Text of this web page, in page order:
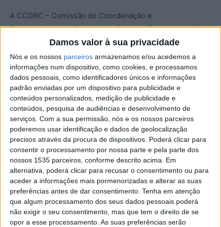
Damos valor à sua privacidade
Nós e os nossos parceiros armazenamos e/ou acedemos a
informações num dispositivo, como cookies, e processamos
dados pessoais, como identificadores únicos e informações
padrão enviadas por um dispositivo para publicidade e
conteúdos personalizados, medição de publicidade e
conteúdos, pesquisa de audiências e desenvolvimento de
serviços. Com a sua permissão, nós e os nossos parceiros
poderemos usar identificação e dados de geolocalização
precisos através da procura de dispositivos. Poderá clicar para
consentir o processamento por nossa parte e pela parte dos
nossos 1535 parceiros, conforme descrito acima. Em
alternativa, poderá clicar para recusar o consentimento ou para
aceder a informações mais pormenorizadas e alterar as suas
preferências antes de dar consentimento. Tenha em atenção
que algum processamento dos seus dados pessoais poderá
não exigir o seu consentimento, mas que tem o direito de se
opor a esse processamento. As suas preferências serão
A CCDRC – Comissão de Coordenação e
Desenvolvimento Regional do Centro, I.P. – aprovou 11
projetos artísticos no âmbito do Programa Cultura ao
Centro – Apoio à Ação Cultural, cujo principal objetivo é
apoiar iniciativas desenvolvidas por associações culturais
de caráter não profissional, com sede no distrito de
Castelo Branco.
Com o montante financeiro de 15 mil euros, este
programa de apoio à ação cultural da região vai apoiar,
durante o ano de 2025, projetos distribuídos por quatro
medidas, sendo eles projetos na área de criação artística
e produção; projetos de programação e difusão; projetos
de edição; e projetos de formação e capacitação.
Para a presidente da CCDR Centro, “o Programa Cultura
ao Centro reafirma o compromisso da CCDR Centro com